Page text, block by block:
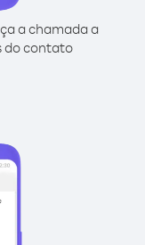
a chamada a
do contato